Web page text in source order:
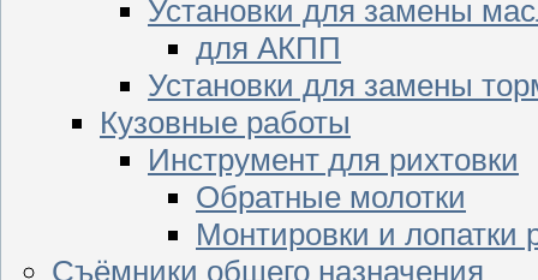
Установки для замены
для АКПП
Установки для замены
Кузовные работы
Инструмент для рихтовки
Обратные молотки
Монтировки и лопатки
Съёмники общего назначения